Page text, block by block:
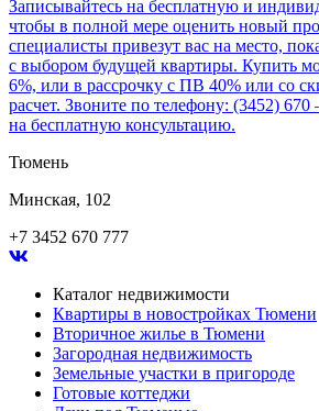
Записывайтесь на бесплатную и
чтобы в полной мере оценить новый
специалисты привезут вас на место,
с выбором будущей квартиры. Купить
6%, или в рассрочку с ПВ 40% или со
расчет. Звоните по телефону: (3452) 670
на бесплатную консультацию.
Тюмень
Минская, 102
+7 3452 670 777
Каталог недвижимости
Квартиры в новостройках Тюмени
Вторичное жилье в Тюмени
Загородная недвижимость
Земельные участки в пригороде
Готовые коттеджи